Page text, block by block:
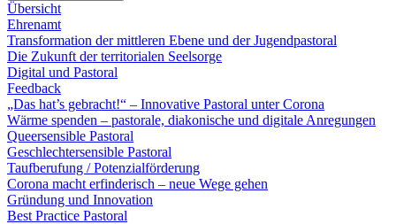
Übersicht
Ehrenamt
Transformation der mittleren Ebene und der Jugendpastoral
Die Zukunft der territorialen Seelsorge
Digital und Pastoral
Feedback
„Das hat’s gebracht!“ – Innovative Pastoral unter Corona
Wärme spenden – pastorale, diakonische und digitale Anregungen
Queersensible Pastoral
Geschlechtersensible Pastoral
Taufberufung / Potenzialförderung
Corona macht erfinderisch – neue Wege gehen
Gründung und Innovation
Best Practice Pastoral